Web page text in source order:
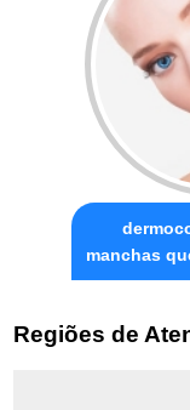
manchas
Regiões de